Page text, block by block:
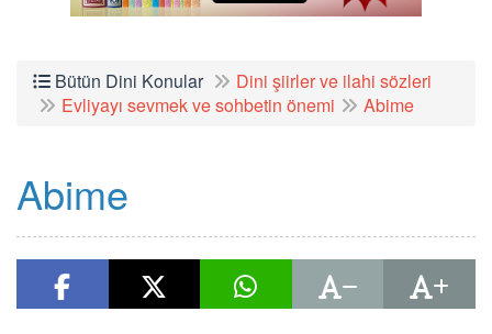
Bütün Dini Konular
Dini şiirler ve ilahi sözleri
Evliyayı sevmek ve sohbetin önemi
Abime
Abime